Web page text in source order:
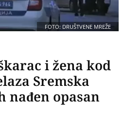
FOTO: DRUŠTVENE MREŽE
i žena kod
Sremska
nađen opasan